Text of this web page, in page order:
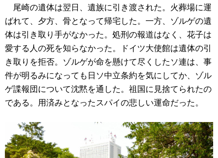
尾崎の遺体は翌日、遺族に引き渡された。火葬場に運
ばれて、夕方、骨となって帰宅した。一方、ゾルゲの遺
体は引き取り手がなかった。処刑の報道はなく、花子は
愛する人の死を知らなかった。ドイツ大使館は遺体の引
き取りを拒否。ゾルゲが命を懸けて尽くしたソ連は、事
件が明るみになっても日ソ中立条約を気にしてか、ゾル
ゲ諜報団について沈黙を通した。祖国に見捨てられたの
である。用済みとなったスパイの悲しい運命だった。